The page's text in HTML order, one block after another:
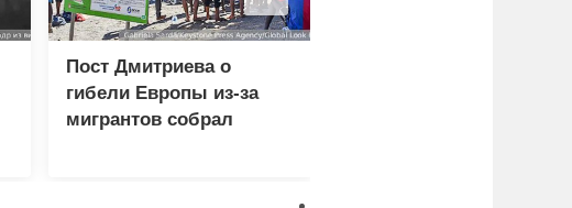
Пост Дмитриева о
гибели Европы из-за
мигрантов собрал